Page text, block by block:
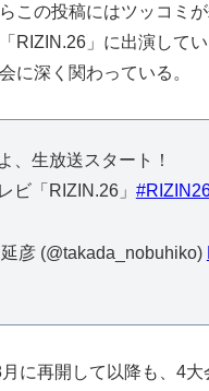
この投稿にはツッコミ
RIZIN.26」に出演して
に深く関わっている。
、生放送スタート！
ビ「RIZIN.26」
彦 (@takada_nobuhiko)
に再開して以降も、4大